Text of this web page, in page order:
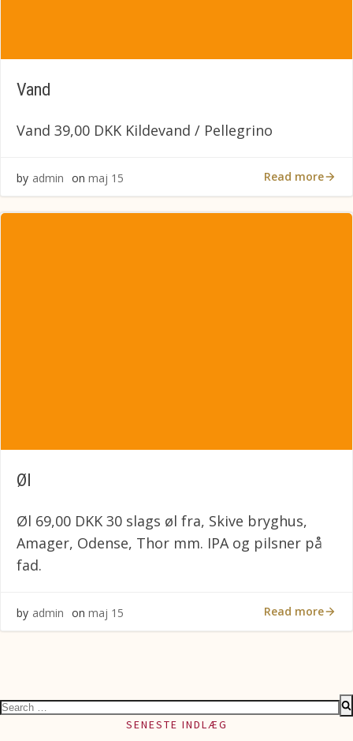
Vand
Vand 39,00 DKK Kildevand / Pellegrino
by admin on maj 15 Read more
Øl
Øl 69,00 DKK 30 slags øl fra, Skive bryghus,
Amager, Odense, Thor mm. IPA og pilsner på
fad.
by admin on maj 15 Read more
Search
SENESTE INDLÆG